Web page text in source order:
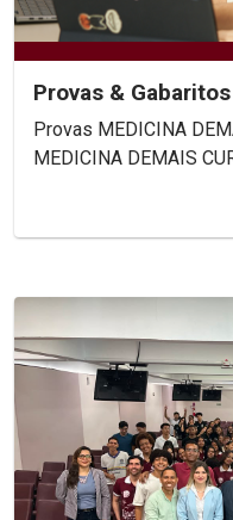
Provas &
Provas MEDICINA DEMAIS CURSOS Gabaritos